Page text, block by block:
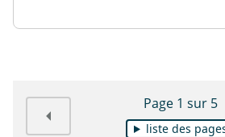
Page 1 sur 5
liste des